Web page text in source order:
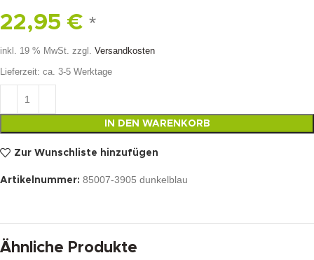
22,95 € *
inkl. 19 % MwSt. zzgl. Versandkosten
Lieferzeit: ca. 3-5 Werktage
IN DEN WARENKORB
Zur Wunschliste hinzufügen
Artikelnummer: 85007-3905 dunkelblau
Ähnliche Produkte